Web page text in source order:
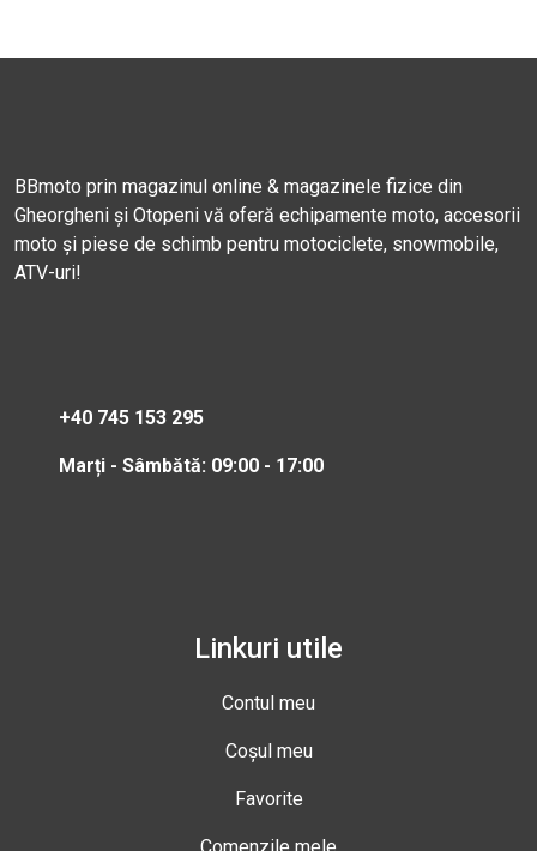
BBmoto prin magazinul online & magazinele fizice din
Gheorgheni și Otopeni vă oferă echipamente moto, accesorii
moto și piese de schimb pentru motociclete, snowmobile,
ATV-uri!
+40 745 153 295
Marți - Sâmbătă: 09:00 - 17:00
Linkuri utile
Contul meu
Coșul meu
Favorite